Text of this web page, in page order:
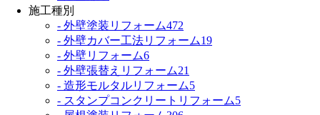
施工種別
- 外壁塗装リフォーム472
- 外壁カバー工法リフォーム19
- 外壁リフォーム6
- 外壁張替えリフォーム21
- 造形モルタルリフォーム5
- スタンプコンクリートリフォーム5